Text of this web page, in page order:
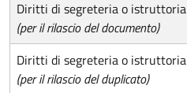
Diritti di segreteria o istruttoria
(per il rilascio del documento)
Diritti di segreteria o istruttoria
(per il rilascio del duplicato)